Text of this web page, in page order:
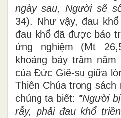
ngày sau, Người sẽ
34). Như vậy, đau
đau khổ đã được báo
ứng nghiệm (Mt
khoảng bảy trăm
của Đức Giê-su giữa
Thiên Chúa trong
chúng ta biết: "Người
rẫy, phải đau khổ